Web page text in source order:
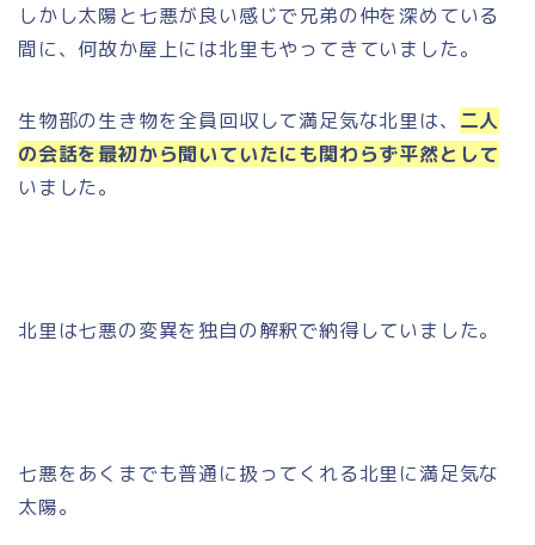
しかし太陽と七悪が良い感じで兄弟の仲を深めている
間に、何故か屋上には北里もやってきていました。
生物部の生き物を全員回収して満足気な北里は、 二人
の会話を最初から聞いていたにも関わらず平然として
いました。
北里は七悪の変異を独自の解釈で納得していました。
七悪をあくまでも普通に扱ってくれる北里に満足気な
太陽。